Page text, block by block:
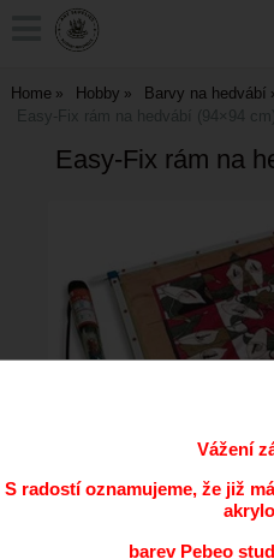
Home Hobby Barvy na hedvábí
Easy-Fix rám na hedvábí (94×94 cm)
Easy-Fix rám na
Vážení
S radostí oznamujeme, že již
barev Pebeo